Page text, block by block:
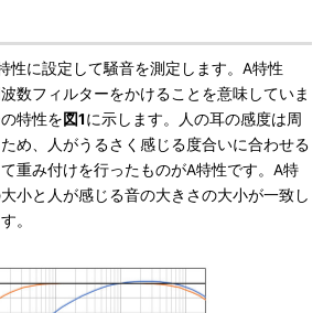
性に設定して騒音を測定します。A特性
数フィルターをかけることを意味していま
特性を図1に示します。人の耳の感度は周
め、人がうるさく感じる度合いに合わせる
重み付けを行ったものがA特性です。A特
小と人が感じる音の大きさの大小が一致し
。